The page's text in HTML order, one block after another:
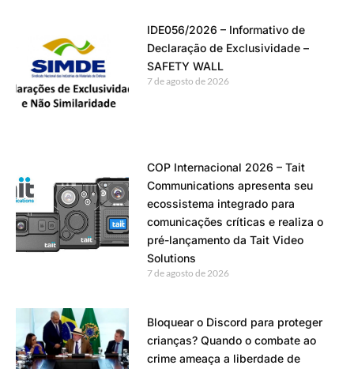
IDE056/2026 – Informativo de
Declaração de Exclusividade –
SAFETY WALL
7 de agosto de 2026
COP Internacional 2026 – Tait
Communications apresenta seu
ecossistema integrado para
comunicações críticas e realiza o
pré-lançamento da Tait Video
Solutions
7 de agosto de 2026
Bloquear o Discord para proteger
crianças? Quando o combate ao
crime ameaça a liberdade de